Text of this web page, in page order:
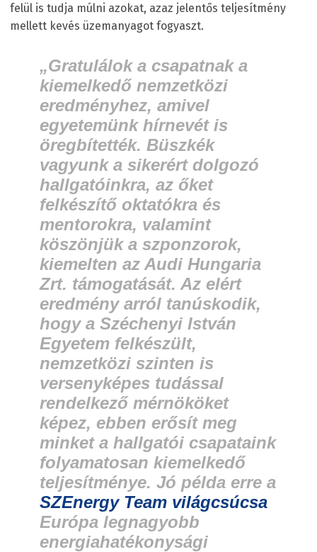
felül is tudja múlni azokat, azaz jelentős teljesítmény
mellett kevés üzemanyagot fogyaszt.
„Gratulálok a csapatnak a
kiemelkedő nemzetközi
eredményhez, amivel
egyetemünk hírnevét is
öregbítették. Büszkék
vagyunk a sikerért dolgozó
hallgatóinkra, az őket
felkészítő oktatókra és
mentorokra, valamint
köszönjük a szponzorok,
kiemelten az Audi Hungaria
Zrt. támogatását. Az elért
eredmény arról tanúskodik,
hogy a Széchenyi István
Egyetem felkészült,
nemzetközi szinten is
versenyképes tudással
rendelkező mérnököket
képez, ebben erősít meg
minket a hallgatói csapataink
folyamatosan kiemelkedő
teljesítménye. Jó példa erre a
SZEnergy Team világcsúcsa
Európa legnagyobb
energiahatékonysági